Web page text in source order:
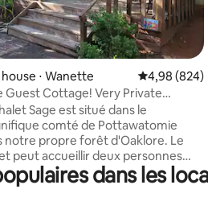
sur la base de 409 commentaires :
⋅ Wanette Évaluation
4,98 (824)
Guest Cottage! Very Private
HotTub!
Sage est situé dans le
comté de Pottawatomie
notre propre forêt d'Oaklore. Le
peut accueillir deux personnes
notre lit queen size, dispose d'une
et d'une salle de bain
dans les